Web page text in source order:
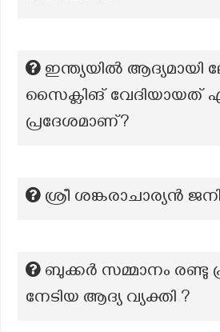
ഇന്ത്യയിൽ
സൈക്ലിങ് വേദിയായത്
പ്രദേശമാണ്?
ശ്രീ ശങ്കരാചാര്യന്‍
ബുക്കർ സമ്മാനം രണ്ടു
നേടിയ ആദ്യ വ്യക്തി ?